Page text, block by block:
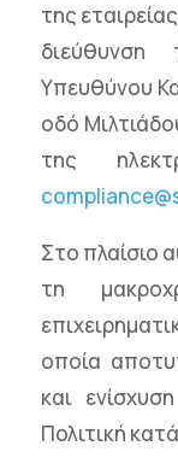
της
Υπευθύνου
οδό
της
Στο πλαίσιο
τη
οποία
και
Πολιτική